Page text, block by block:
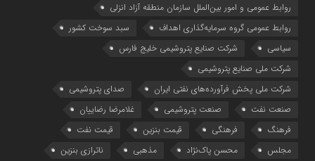
روابط عمومی و امور بین‌الملل سازمان منطقه آزاد انزلی
روابط عمومی گروه سرمایه‌گذاری اهداف
سبد سوخت کشور
سیاسی
شرکت صنایع پتروشیمی خلیج فارس
شرکت ملی صنایع پتروشیمی
شرکت ملی پخش فرآورده‌های نفتی ایران
صدای پتروشیمی
صنعت نفت
صنعت پتروشیمی
غلامرضا رضاییان
فرهنگ
فرهنگی قیمت بنزین
قیمت نفت
مجلس
محسن پاک‌نژاد مذهبی
ناترازی بنزین